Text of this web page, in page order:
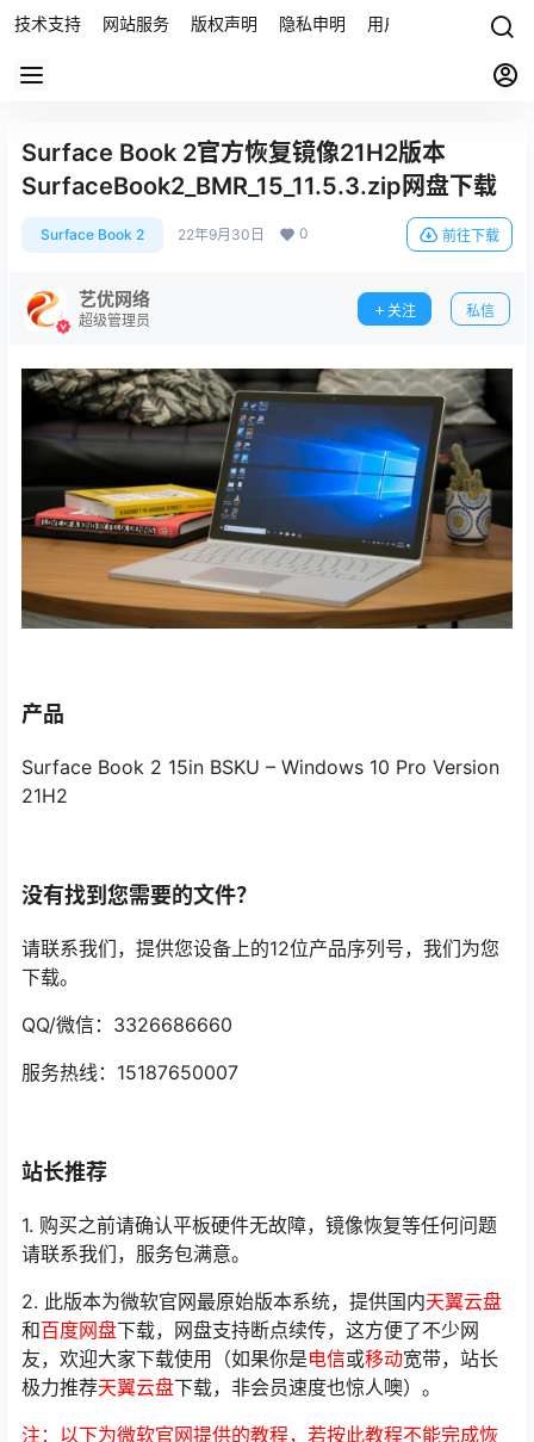
技术支持 网站服务 版权声明 隐私申明 用户协议 联系我们
Surface Book 2官方恢复镜像21H2版本
SurfaceBook2_BMR_15_11.5.3.zip网盘下载
Surface Book 2 22年9月30日 0 前往下载
艺优网络
超级管理员
关注 私信
产品
Surface Book 2 15in BSKU – Windows 10 Pro Version
21H2
没有找到您需要的文件？
请联系我们，提供您设备上的12位产品序列号，我们为您
下载。
QQ/微信：3326686660
服务热线：15187650007
站长推荐
1. 购买之前请确认平板硬件无故障，镜像恢复等任何问题
请联系我们，服务包满意。
2. 此版本为微软官网最原始版本系统，提供国内天翼云盘
和百度网盘下载，网盘支持断点续传，这方便了不少网
友，欢迎大家下载使用（如果你是电信或移动宽带，站长
极力推荐天翼云盘下载，非会员速度也惊人噢）。
注：以下为微软官网提供的教程，若按此教程不能完成恢